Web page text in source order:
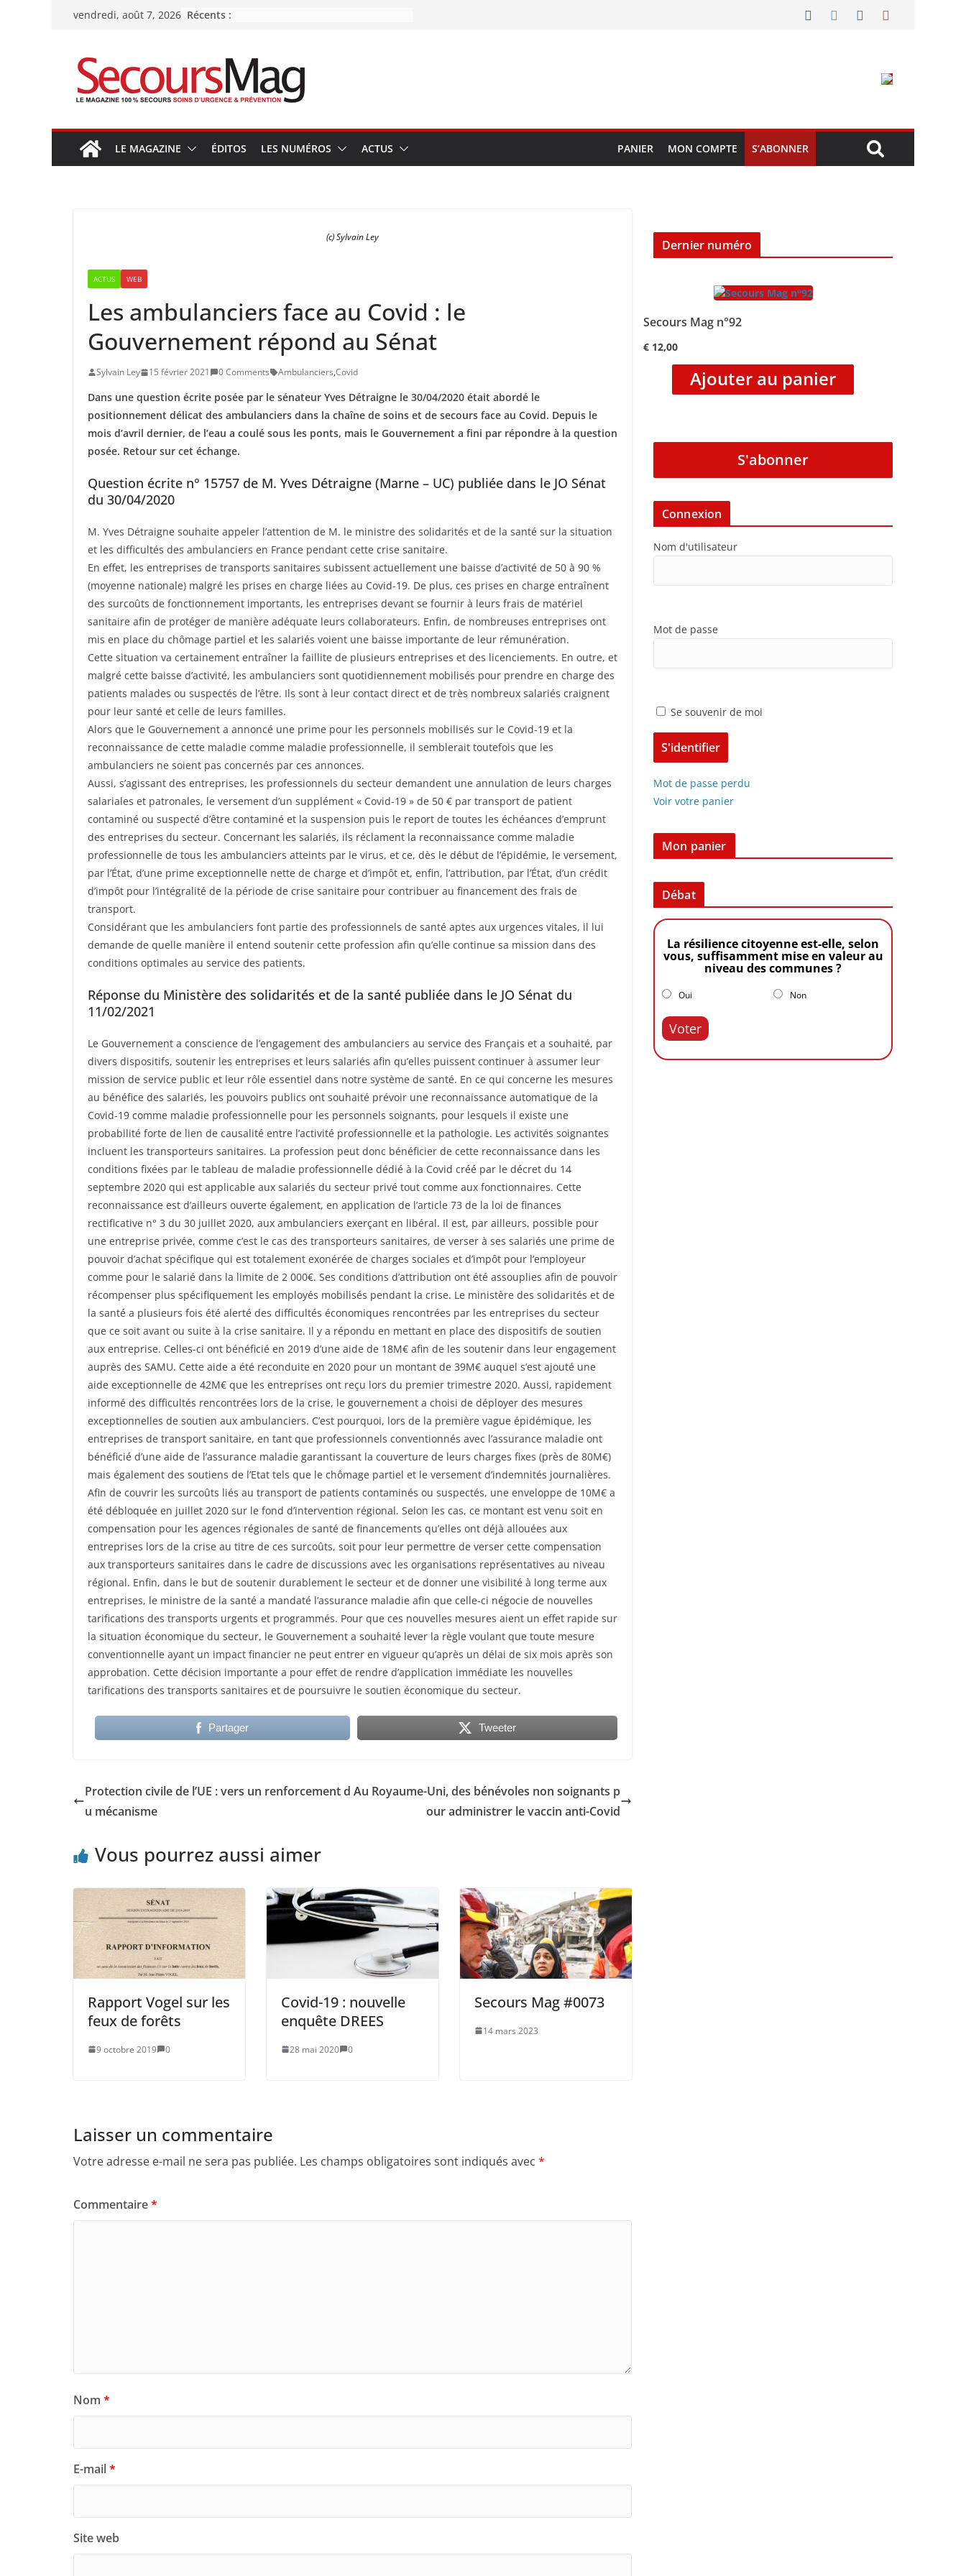
Passervendredi, août 7, 2026 Récents :
LE MAGAZINE ÉDITOS LES NUMÉROS ACTUS PANIER MON COMPTE S’ABONNER
(c) Sylvain Ley
ACTUS WEB
Les ambulanciers face au Covid : le
Gouvernement répond au Sénat
Sylvain Ley 15 février 2021 0 Comments Ambulanciers,Covid
Dans une question écrite posée par le sénateur Yves Détraigne le 30/04/2020 était abordé le
positionnement délicat des ambulanciers dans la chaîne de soins et de secours face au Covid. Depuis le
mois d’avril dernier, de l’eau a coulé sous les ponts, mais le Gouvernement a fini par répondre à la question
posée. Retour sur cet échange.
Question écrite n° 15757 de M. Yves Détraigne (Marne – UC) publiée dans le JO Sénat
du 30/04/2020
M. Yves Détraigne souhaite appeler l’attention de M. le ministre des solidarités et de la santé sur la situation
et les difficultés des ambulanciers en France pendant cette crise sanitaire.
En effet, les entreprises de transports sanitaires subissent actuellement une baisse d’activité de 50 à 90 %
(moyenne nationale) malgré les prises en charge liées au Covid-19. De plus, ces prises en charge entraînent
des surcoûts de fonctionnement importants, les entreprises devant se fournir à leurs frais de matériel
sanitaire afin de protéger de manière adéquate leurs collaborateurs. Enfin, de nombreuses entreprises ont
mis en place du chômage partiel et les salariés voient une baisse importante de leur rémunération.
Cette situation va certainement entraîner la faillite de plusieurs entreprises et des licenciements. En outre, et
malgré cette baisse d’activité, les ambulanciers sont quotidiennement mobilisés pour prendre en charge des
patients malades ou suspectés de l’être. Ils sont à leur contact direct et de très nombreux salariés craignent
pour leur santé et celle de leurs familles.
Alors que le Gouvernement a annoncé une prime pour les personnels mobilisés sur le Covid-19 et la
reconnaissance de cette maladie comme maladie professionnelle, il semblerait toutefois que les
ambulanciers ne soient pas concernés par ces annonces.
Aussi, s’agissant des entreprises, les professionnels du secteur demandent une annulation de leurs charges
salariales et patronales, le versement d’un supplément « Covid-19 » de 50 € par transport de patient
contaminé ou suspecté d’être contaminé et la suspension puis le report de toutes les échéances d’emprunt
des entreprises du secteur. Concernant les salariés, ils réclament la reconnaissance comme maladie
professionnelle de tous les ambulanciers atteints par le virus, et ce, dès le début de l’épidémie, le versement,
par l’État, d’une prime exceptionnelle nette de charge et d’impôt et, enfin, l’attribution, par l’État, d’un crédit
d’impôt pour l’intégralité de la période de crise sanitaire pour contribuer au financement des frais de
transport.
Considérant que les ambulanciers font partie des professionnels de santé aptes aux urgences vitales, il lui
demande de quelle manière il entend soutenir cette profession afin qu’elle continue sa mission dans des
conditions optimales au service des patients.
Réponse du Ministère des solidarités et de la santé publiée dans le JO Sénat du
11/02/2021
Le Gouvernement a conscience de l’engagement des ambulanciers au service des Français et a souhaité, par
divers dispositifs, soutenir les entreprises et leurs salariés afin qu’elles puissent continuer à assumer leur
mission de service public et leur rôle essentiel dans notre système de santé. En ce qui concerne les mesures
au bénéfice des salariés, les pouvoirs publics ont souhaité prévoir une reconnaissance automatique de la
Covid-19 comme maladie professionnelle pour les personnels soignants, pour lesquels il existe une
probabilité forte de lien de causalité entre l’activité professionnelle et la pathologie. Les activités soignantes
incluent les transporteurs sanitaires. La profession peut donc bénéficier de cette reconnaissance dans les
conditions fixées par le tableau de maladie professionnelle dédié à la Covid créé par le décret du 14
septembre 2020 qui est applicable aux salariés du secteur privé tout comme aux fonctionnaires. Cette
reconnaissance est d’ailleurs ouverte également, en application de l’article 73 de la loi de finances
rectificative n° 3 du 30 juillet 2020, aux ambulanciers exerçant en libéral. Il est, par ailleurs, possible pour
une entreprise privée, comme c’est le cas des transporteurs sanitaires, de verser à ses salariés une prime de
pouvoir d’achat spécifique qui est totalement exonérée de charges sociales et d’impôt pour l’employeur
comme pour le salarié dans la limite de 2 000€. Ses conditions d’attribution ont été assouplies afin de pouvoir
récompenser plus spécifiquement les employés mobilisés pendant la crise. Le ministère des solidarités et de
la santé a plusieurs fois été alerté des difficultés économiques rencontrées par les entreprises du secteur
que ce soit avant ou suite à la crise sanitaire. Il y a répondu en mettant en place des dispositifs de soutien
aux entreprise. Celles-ci ont bénéficié en 2019 d’une aide de 18M€ afin de les soutenir dans leur engagement
auprès des SAMU. Cette aide a été reconduite en 2020 pour un montant de 39M€ auquel s’est ajouté une
aide exceptionnelle de 42M€ que les entreprises ont reçu lors du premier trimestre 2020. Aussi, rapidement
informé des difficultés rencontrées lors de la crise, le gouvernement a choisi de déployer des mesures
exceptionnelles de soutien aux ambulanciers. C’est pourquoi, lors de la première vague épidémique, les
entreprises de transport sanitaire, en tant que professionnels conventionnés avec l’assurance maladie ont
bénéficié d’une aide de l’assurance maladie garantissant la couverture de leurs charges fixes (près de 80M€)
mais également des soutiens de l’Etat tels que le chômage partiel et le versement d’indemnités journalières.
Afin de couvrir les surcoûts liés au transport de patients contaminés ou suspectés, une enveloppe de 10M€ a
été débloquée en juillet 2020 sur le fond d’intervention régional. Selon les cas, ce montant est venu soit en
compensation pour les agences régionales de santé de financements qu’elles ont déjà allouées aux
entreprises lors de la crise au titre de ces surcoûts, soit pour leur permettre de verser cette compensation
aux transporteurs sanitaires dans le cadre de discussions avec les organisations représentatives au niveau
régional. Enfin, dans le but de soutenir durablement le secteur et de donner une visibilité à long terme aux
entreprises, le ministre de la santé a mandaté l’assurance maladie afin que celle-ci négocie de nouvelles
tarifications des transports urgents et programmés. Pour que ces nouvelles mesures aient un effet rapide sur
la situation économique du secteur, le Gouvernement a souhaité lever la règle voulant que toute mesure
conventionnelle ayant un impact financier ne peut entrer en vigueur qu’après un délai de six mois après son
approbation. Cette décision importante a pour effet de rendre d’application immédiate les nouvelles
tarifications des transports sanitaires et de poursuivre le soutien économique du secteur.
Partager Tweeter
Protection civile de l’UE : vers un renforcement d
u mécanisme
Au Royaume-Uni, des bénévoles non soignants p
our administrer le vaccin anti-Covid
Vous pourrez aussi aimer
Rapport Vogel sur les
feux de forêts
9 octobre 2019 0
Covid-19 : nouvelle
enquête DREES
28 mai 2020 0
Secours Mag #0073
14 mars 2023
Laisser un commentaire
Votre adresse e-mail ne sera pas publiée. Les champs obligatoires sont indiqués avec *
Commentaire*
Nom *
E-mail*
Site web
Dernier numéro
Secours Mag n°92
€ 12,00
Ajouter au panier
S'abonner
Connexion
Nom d'utilisateur
Mot de passe
Se souvenir de moi
Mot de passe perdu
Voir votre panier
Mon panier
Débat
La résilience citoyenne est-elle, selon
vous, suffisamment mise en valeur au
niveau des communes ?
Oui Non
Voter